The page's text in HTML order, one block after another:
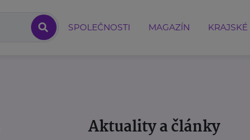
SPOLEČNOSTI MAGAZÍN
Aktuality a články